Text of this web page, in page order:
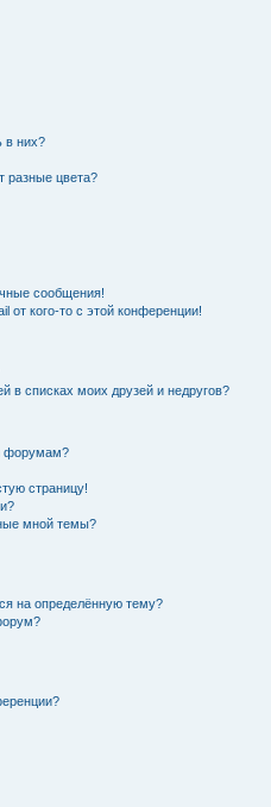
в них?
разные цвета?
сообщения!
от кого-то с этой конференции!
в списках моих друзей и недругов?
форумам?
страницу!
мной темы?
на определённую тему?